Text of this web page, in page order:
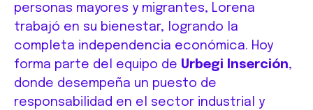
personas mayores y migrantes, Lorena
trabajó en su bienestar, logrando la
completa independencia económica. Hoy
forma parte del equipo de Urbegi Inserción,
donde desempeña un puesto de
responsabilidad en el sector industrial y